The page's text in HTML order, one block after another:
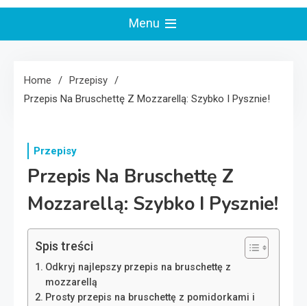
Dziennik Rybnik
Menu
Home
Przepisy
Przepis Na Bruschettę Z Mozzarellą: Szybko I Pysznie!
Przepisy
Przepis Na Bruschettę Z
Mozzarellą: Szybko I Pysznie!
Spis treści
Odkryj najlepszy przepis na bruschettę z
mozzarellą
Prosty przepis na bruschettę z pomidorkami i